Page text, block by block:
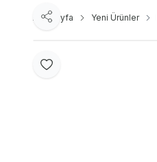
Ana Sayfa Yeni Ürünler
Favoriye Ekle
Paylaş